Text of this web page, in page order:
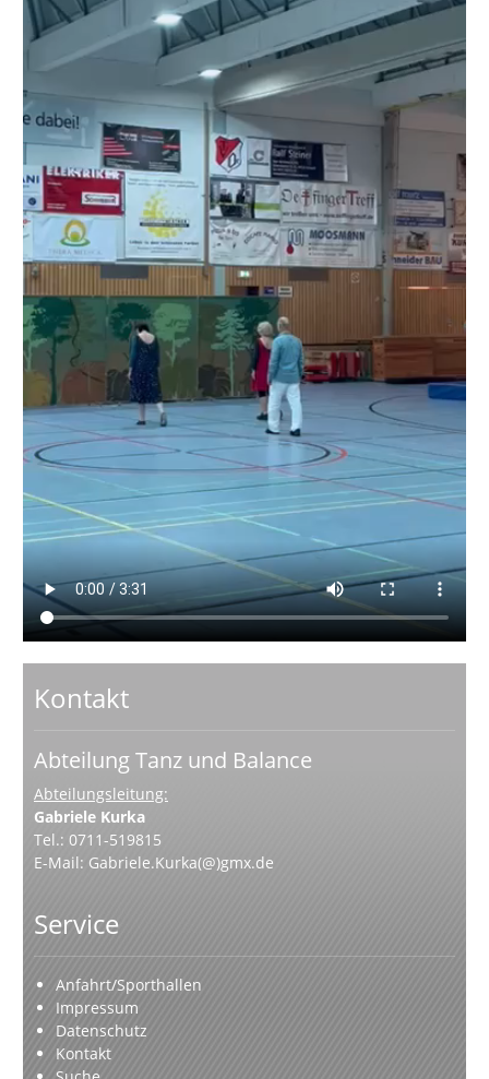
Kontakt
Abteilung Tanz und Balance
Abteilungsleitung:
Gabriele Kurka
Tel.: 0711-519815
E-Mail: Gabriele.Kurka(@)gmx.de
Service
Anfahrt/Sporthallen
Impressum
Datenschutz
Kontakt